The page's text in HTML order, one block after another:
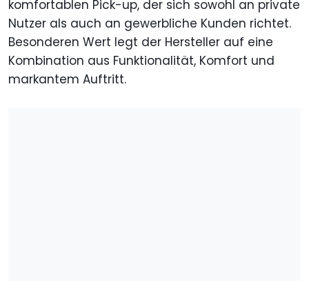
komfortablen Pick-up, der sich sowohl an private
Nutzer als auch an gewerbliche Kunden richtet.
Besonderen Wert legt der Hersteller auf eine
Kombination aus Funktionalität, Komfort und
markantem Auftritt.